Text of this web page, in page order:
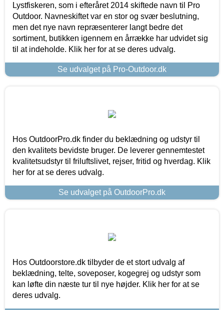
Lystfiskeren, som i efteråret 2014 skiftede navn til Pro
Outdoor. Navneskiftet var en stor og svær beslutning,
men det nye navn repræsenterer langt bedre det
sortiment, butikken igennem en årrække har udvidet sig
til at indeholde. Klik her for at se deres udvalg.
Se udvalget på Pro-Outdoor.dk
Hos OutdoorPro.dk finder du beklædning og udstyr til
den kvalitets bevidste bruger. De leverer gennemtestet
kvalitetsudstyr til friluftslivet, rejser, fritid og hverdag. Klik
her for at se deres udvalg.
Se udvalget på OutdoorPro.dk
Hos Outdoorstore.dk tilbyder de et stort udvalg af
beklædning, telte, soveposer, kogegrej og udstyr som
kan løfte din næste tur til nye højder. Klik her for at se
deres udvalg.